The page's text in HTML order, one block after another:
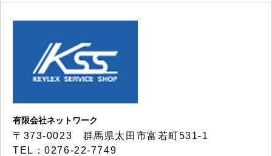
有限会社ネットワーク
〒373-0023 群馬県太田市富若町531-1
TEL：0276-22-7749